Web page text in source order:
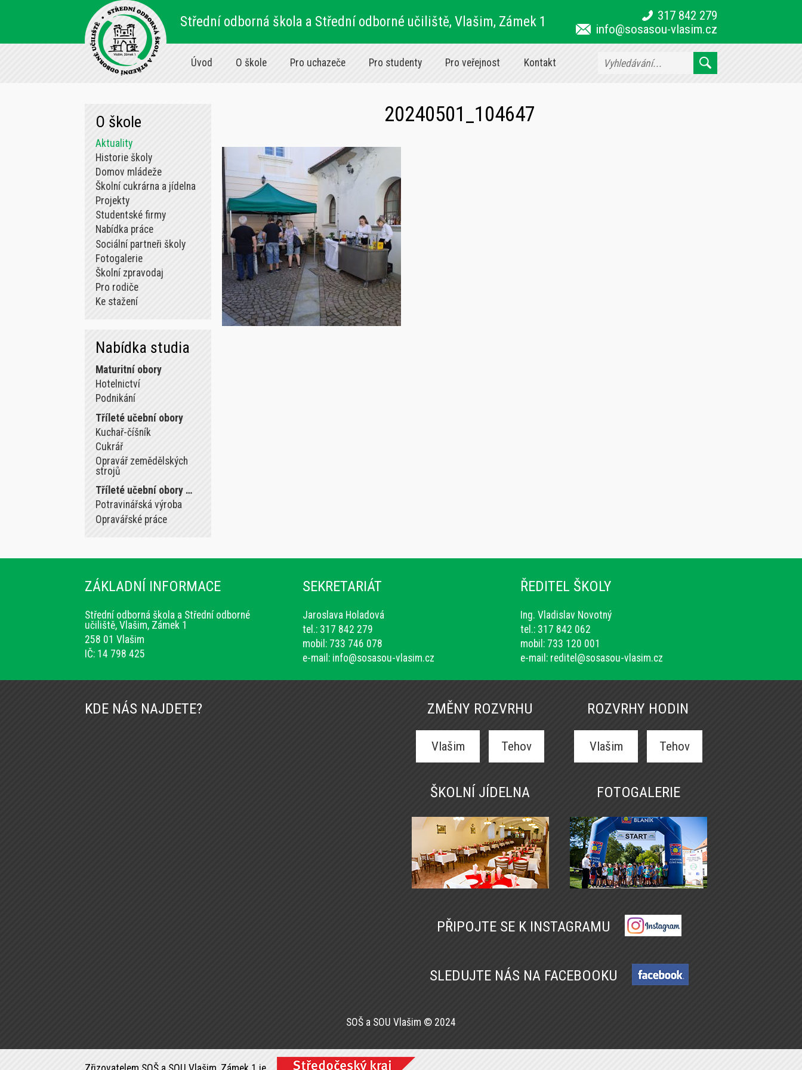
Střední odborná škola a Střední odborné učiliště, Vlašim, Zámek 1
317 842 279
info@sosasou-vlasim.cz
Úvod O škole Pro uchazeče Pro studenty Pro veřejnost Kontakt
O škole
Aktuality
Historie školy
Domov mládeže
Školní cukrárna a jídelna
Projekty
Studentské firmy
Nabídka práce
Sociální partneři školy
Fotogalerie
Školní zpravodaj
Pro rodiče
Ke stažení
Nabídka studia
Maturitní obory
Hotelnictví
Podnikání
Tříleté učební obory
Kuchař-číšník
Cukrář
Opravář zemědělských
strojů
Tříleté učební obory …
Potravinářská výroba
Opravářské práce
20240501_104647
ZÁKLADNÍ INFORMACE
Střední odborná škola a Střední odborné
učiliště, Vlašim, Zámek 1
258 01 Vlašim
IČ: 14 798 425
SEKRETARIÁT
Jaroslava Holadová
tel.: 317 842 279
mobil: 733 746 078
e-mail: info@sosasou-vlasim.cz
ŘEDITEL ŠKOLY
Ing. Vladislav Novotný
tel.: 317 842 062
mobil: 733 120 001
e-mail: reditel@sosasou-vlasim.cz
KDE NÁS NAJDETE? ZMĚNY ROZVRHU
Vlašim Tehov
ROZVRHY HODIN
Vlašim Tehov
ŠKOLNÍ JÍDELNA FOTOGALERIE
PŘIPOJTE SE K INSTAGRAMU
SLEDUJTE NÁS NA FACEBOOKU
SOŠ a SOU Vlašim © 2024